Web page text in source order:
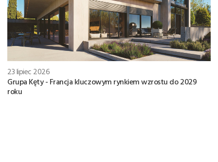
23 lipiec 2026
Grupa Kęty - Francja kluczowym rynkiem wzrostu do 2029
roku